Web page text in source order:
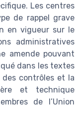
Les centres
de rappel grave
en vigueur sur le
administratives
amende pouvant
dans les textes
contrôles et la
et technique
de l’Union